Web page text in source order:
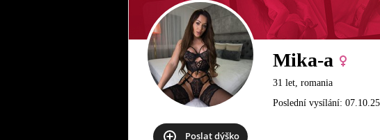
Mika-a
31 let, romania
Poslední vysílání:
Poslat dýško